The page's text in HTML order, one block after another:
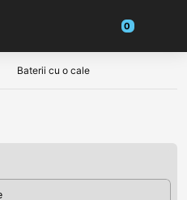
Baterii cu o cale